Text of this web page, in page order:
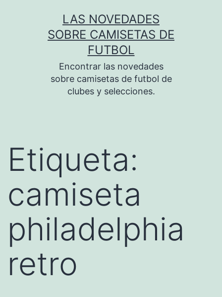
LAS NOVEDADES
SOBRE CAMISETAS DE
FUTBOL
Encontrar las novedades
sobre camisetas de futbol de
clubes y selecciones.
Etiqueta:
camiseta
philadelphia
retro